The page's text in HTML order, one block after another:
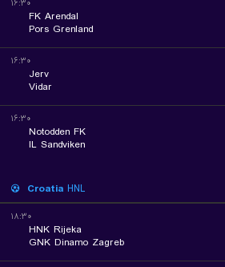
۱۶:۳۰
FK Arendal
Pors Grenland
۱۶:۳۰
Jerv
Vidar
۱۶:۳۰
Notodden FK
IL Sandviken
Croatia HNL
۱۸:۳۰
HNK Rijeka
GNK Dinamo Zagreb